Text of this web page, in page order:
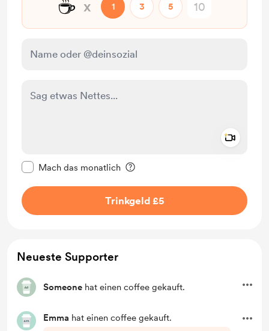
☕ x 1 3 5
Mach das monatlich
Trinkgeld £5
Neueste Supporter
Someone hat einen coffee gekauft.
Emma hat einen coffee gekauft.